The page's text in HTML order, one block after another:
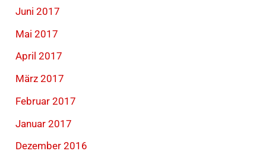
Juni 2017
Mai 2017
April 2017
März 2017
Februar 2017
Januar 2017
Dezember 2016